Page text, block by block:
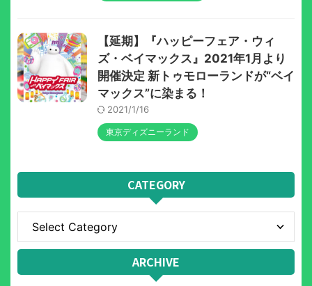
【延期】『ハッピーフェア・ウィ
ズ・ベイマックス』2021年1月より
開催決定 新トゥモローランドが“ベイ
マックス”に染まる！
2021/1/16
東京ディズニーランド
CATEGORY
ARCHIVE